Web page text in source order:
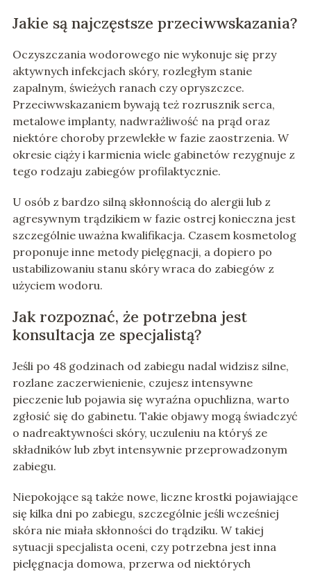
Jakie są najczęstsze przeciwwskazania?
Oczyszczania wodorowego nie wykonuje się przy
aktywnych infekcjach skóry, rozległym stanie
zapalnym, świeżych ranach czy opryszczce.
Przeciwwskazaniem bywają też rozrusznik serca,
metalowe implanty, nadwrażliwość na prąd oraz
niektóre choroby przewlekłe w fazie zaostrzenia. W
okresie ciąży i karmienia wiele gabinetów rezygnuje z
tego rodzaju zabiegów profilaktycznie.
U osób z bardzo silną skłonnością do alergii lub z
agresywnym trądzikiem w fazie ostrej konieczna jest
szczególnie uważna kwalifikacja. Czasem kosmetolog
proponuje inne metody pielęgnacji, a dopiero po
ustabilizowaniu stanu skóry wraca do zabiegów z
użyciem wodoru.
Jak rozpoznać, że potrzebna jest
konsultacja ze specjalistą?
Jeśli po 48 godzinach od zabiegu nadal widzisz silne,
rozlane zaczerwienienie, czujesz intensywne
pieczenie lub pojawia się wyraźna opuchlizna, warto
zgłosić się do gabinetu. Takie objawy mogą świadczyć
o nadreaktywności skóry, uczuleniu na któryś ze
składników lub zbyt intensywnie przeprowadzonym
zabiegu.
Niepokojące są także nowe, liczne krostki pojawiające
się kilka dni po zabiegu, szczególnie jeśli wcześniej
skóra nie miała skłonności do trądziku. W takiej
sytuacji specjalista oceni, czy potrzebna jest inna
pielęgnacja domowa, przerwa od niektórych